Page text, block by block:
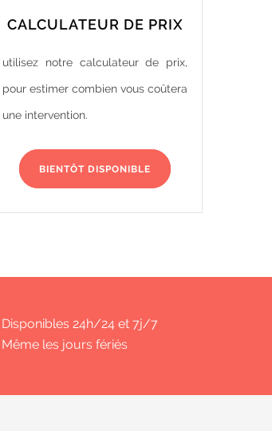
CALCULATEUR DE PRIX
utilisez notre calculateur de prix,
pour estimer combien vous coûtera
une intervention.
BIENTÔT DISPONIBLE
Disponibles 24h/24 et 7j/7
Même les jours fériés